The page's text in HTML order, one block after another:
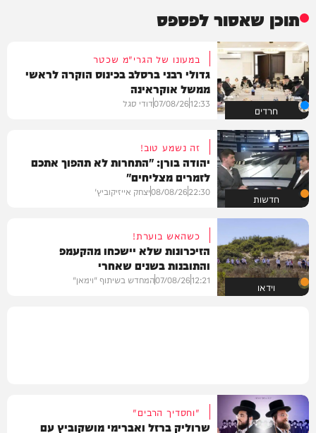
תוכן שאסור לפספס
חרדים
במעונו של הגרי"מ שכטר
גדולי רבני ברסלב בכינוס הוקרה לראשי
ממשל אוקראינה
12:33
07/08/26דודי סגל
חדשות
זה נשמע טוב!
יהודה בורן: "התחרות לא תהפוך אתכם
לזמרים מצליחים"
22:30
08/08/26יצחק אייזיקוביץ'
וידאו
כשהאש בוערת!
הזיכרונות שלא יישכחו מהקעמפ
והתובנות בשנים שאחרי
12:21
07/08/26המחדש בשיתוף "וימאן"
"וחסדיך הרבים"
שרוליק ברזל ואברימי מושקוביץ עם